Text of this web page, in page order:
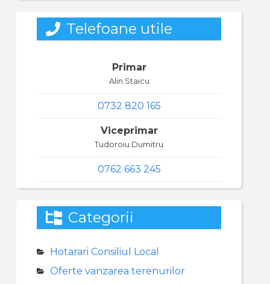
Telefoane utile
Primar
Alin Staicu
0732 820 165
Viceprimar
Tudoroiu Dumitru
0762 663 245
Categorii
Hotarari Consiliul Local
Oferte vanzarea terenurilor